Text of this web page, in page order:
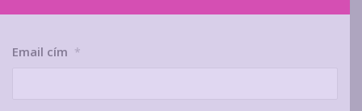
Email cím *